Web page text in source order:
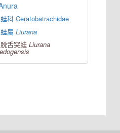
科 Ceratobatrachidae
属Liurana
舌突蛙Liurana